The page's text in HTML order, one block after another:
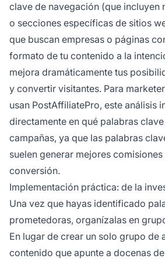
clave de navegación (que incluyen
o secciones específicas de sitios
que buscan empresas o páginas
formato de tu contenido a la
mejora dramáticamente tus
y convertir visitantes. Para
usan PostAffiliatePro, este análisis
directamente en qué palabras
campañas, ya que las palabras
suelen generar mejores
conversión.
Implementación práctica: de la
Una vez que hayas identificado
prometedoras, organízalas en
En lugar de crear un solo grupo de
contenido que apunte a docenas